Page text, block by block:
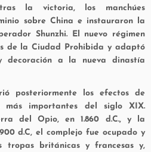
la victoria, los manchúes
sobre China e instauraron la
Shunzhi. El nuevo régimen
de la Ciudad Prohibida y adaptó
decoración a la nueva dinastía
posteriormente los efectos de
más importantes del siglo XIX.
del Opio, en 1.860 d.C., y la
d.C, el complejo fue ocupado y
tropas británicas y francesas y,